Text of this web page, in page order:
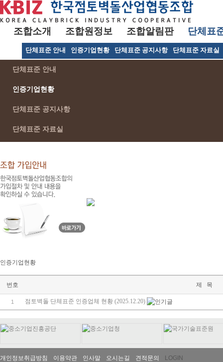
조합소개 조합원정보 조합알림판 단체표
단체표준 안내 인증기업현황 단체표준 공지사항 단체표준 자료실
단체표준 안내
인증기업현황
단체표준 공지사항
단체표준 자료실
인증기업현황
번호 제 목
1 점토벽돌 단체표준 인증업체 현황 (2025.12.20)
개인정보취급방침 이용약관 인사말 오시는길 견적문의 LOGIN